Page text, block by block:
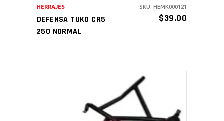
DEFENSA TUKO CR5
250 NORMAL
$39.00
HERRAJES SKU: HEMK000121